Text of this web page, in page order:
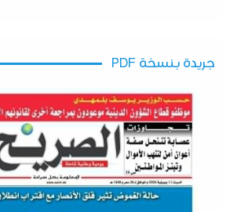
جريدة بنسخة PDF